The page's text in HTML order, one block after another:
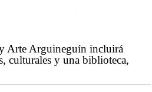
Arte Arguineguín incluirá
culturales y una biblioteca,